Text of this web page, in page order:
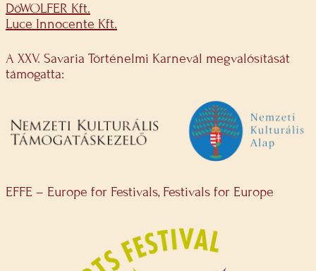
DöWOLFER Kft.
Luce Innocente Kft.
A XXV. Savaria Történelmi Karnevál megvalósítását
támogatta:
EFFE – Europe for Festivals, Festivals for Europe